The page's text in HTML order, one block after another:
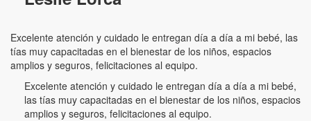
Excelente atención y cuidado le entregan día a día a mi bebé, las
tías muy capacitadas en el bienestar de los niños, espacios
amplios y seguros, felicitaciones al equipo.
Excelente atención y cuidado le entregan día a día a mi bebé,
las tías muy capacitadas en el bienestar de los niños, espacios
amplios y seguros, felicitaciones al equipo.